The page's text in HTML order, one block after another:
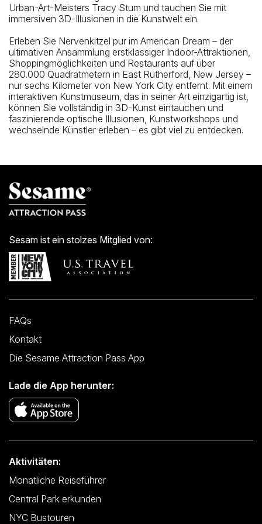
Urban-Art-Meisters Tracy Stum und tauchen Sie mit
immersiven 3D-Illusionen in die Kunstwelt ein.
Erleben Sie Nervenkitzel pur im American Dream – der
ultimativen Ansammlung erstklassiger Indoor-Attraktionen,
Shoppingmöglichkeiten und Restaurants auf über
280.000 Quadratmetern in East Rutherford, New Jersey –
nur sechs Kilometer von New York City entfernt. Mit einem
interaktiven Kunstmuseum, das in seiner Art einzigartig ist,
können Sie vollständig in 3D-Kunst eintauchen und
faszinierende optische Illusionen, Kunstworkshops und
wechselnde Künstler erleben – es gibt viel zu entdecken.
Sesam ist ein stolzes Mitglied von:
FAQs
Kontakt
Die Sesame Attraction Pass App
Lade die App herunter:
Aktivitäten:
Monatliche Reiseführer
Central Park erkunden
NYC Bustouren